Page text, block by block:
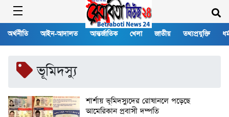
অর্থনীতি আইন-আদালত আন্তর্জাতিক খেলা জাতীয় তথ্যপ্রযুক্তি
ভূমিদস্যু
শার্শায় ভূমিদস্যুদের রোষানলে পড়েছে
আমেরিকান প্রবাসী দম্পতি